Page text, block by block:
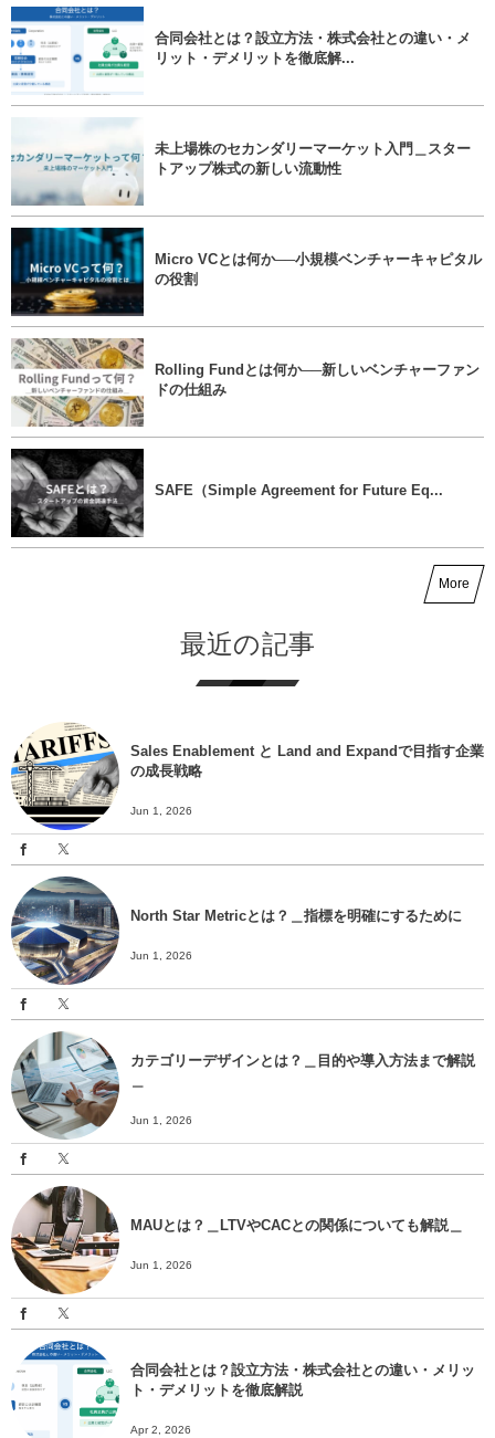
合同会社とは？設立方法・株式会社との違い・メ
リット・デメリットを徹底解...
未上場株のセカンダリーマーケット入門＿スター
トアップ株式の新しい流動性
Micro VCとは何か──小規模ベンチャーキャピタル
の役割
Rolling Fundとは何か──新しいベンチャーファン
ドの仕組み
SAFE（Simple Agreement for Future Eq...
More
最近の記事
Sales Enablement と Land and Expandで目指す企業
の成長戦略
Jun 1, 2026
North Star Metricとは？＿指標を明確にするために
Jun 1, 2026
カテゴリーデザインとは？＿目的や導入方法まで解説
Jun 1, 2026
MAUとは？＿LTVやCACとの関係についても解説＿
Jun 1, 2026
合同会社とは？設立方法・株式会社との違い・メリッ
ト・デメリットを徹底解説
Apr 2, 2026